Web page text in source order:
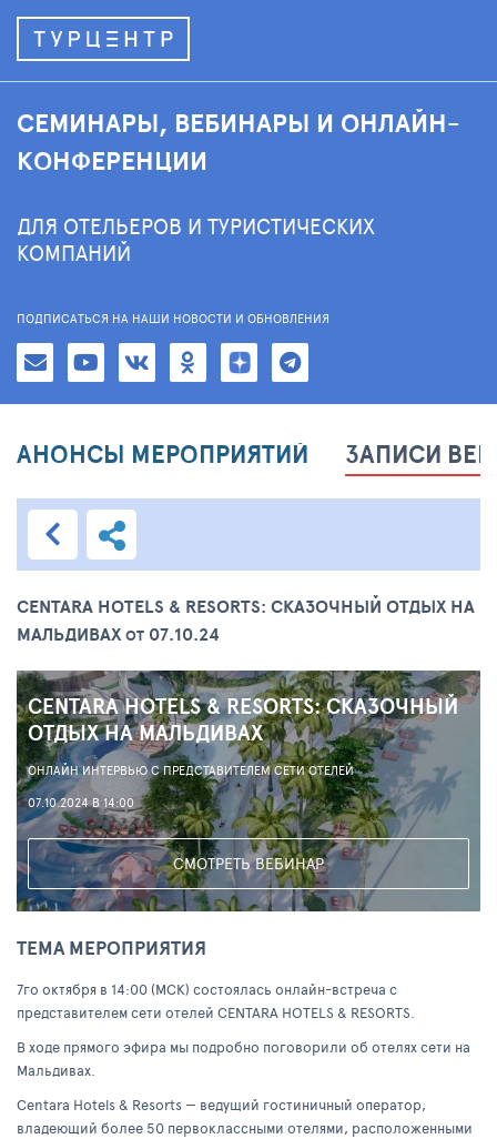
СЕМИНАРЫ, ВЕБИНАРЫ И ОНЛАЙН-
КОНФЕРЕНЦИИ
ДЛЯ ОТЕЛЬЕРОВ И ТУРИСТИЧЕСКИХ
КОМПАНИЙ
ПОДПИСАТЬСЯ НА НАШИ НОВОСТИ И ОБНОВЛЕНИЯ
АНОНСЫ МЕРОПРИЯТИЙ ЗАПИСИ
CENTARA HOTELS & RESORTS: СКАЗОЧНЫЙ ОТДЫХ НА
МАЛЬДИВАХ ОТ 07.10.24
CENTARA HOTELS & RESORTS: СКАЗОЧНЫЙ
ОТДЫХ НА МАЛЬДИВАХ
ОНЛАЙН ИНТЕРВЬЮ С ПРЕДСТАВИТЕЛЕМ СЕТИ ОТЕЛЕЙ
07.10.2024 В 14:00
СМОТРЕТЬ ВЕБИНАР
ТЕМА МЕРОПРИЯТИЯ
7го октября в 14:00 (МСК) состоялась онлайн-встреча с
представителем сети отелей CENTARA HOTELS & RESORTS.
В ходе прямого эфира мы подробно поговорили об отелях сети на
Мальдивах.
Centara Hotels & Resorts — ведущий гостиничный оператор,
владеющий более 50 первоклассными отелями, расположенными